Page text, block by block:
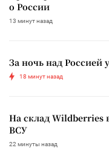
о России
13 минут назад
За ночь над Россией
18 минут назад
На склад Wildberries
ВСУ
22 минуты назад